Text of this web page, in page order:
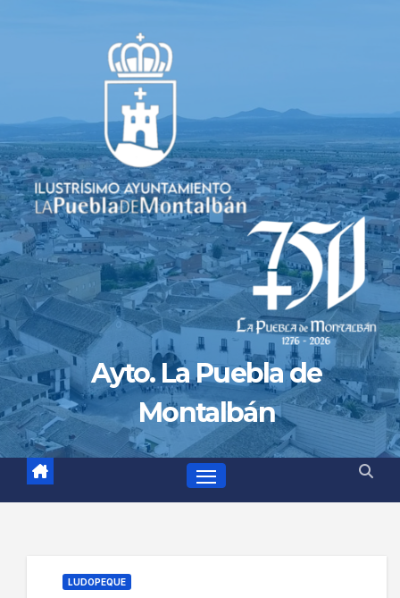
Ayto. La Puebla de
Montalbán
LUDOPEQUE